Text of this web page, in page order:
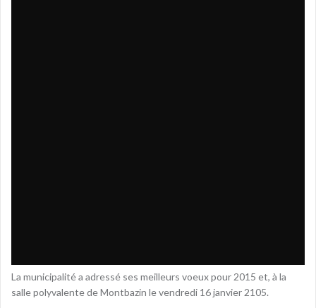
La municipalité a adressé ses meilleurs voeux pour 2015 et, à la
salle polyvalente de Montbazin le vendredi 16 janvier 2105.